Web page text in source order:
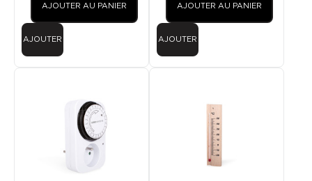
AJOUTER AU PANIER
AJOUTER
AJOUTER AU PANIER
AJOUTER